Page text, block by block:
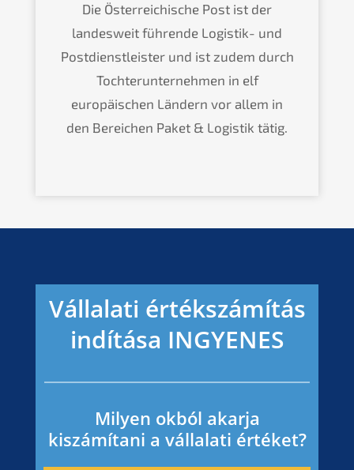
Die Österreichische Post ist der
landesweit führende Logistik- und
Postdienstleister und ist zudem durch
Tochterunternehmen in elf
europäischen Ländern vor allem in
den Bereichen Paket & Logistik tätig.
Vállalati értékszámítás
indítása INGYENES
Milyen okból akarja
kiszámítani a vállalati értéket?